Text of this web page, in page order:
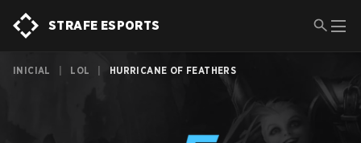
STRAFE ESPORTS
INICIAL LOL HURRICANE OF FEATHERS